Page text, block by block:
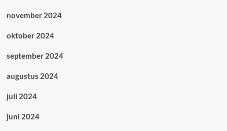
november 2024
oktober 2024
september 2024
augustus 2024
juli 2024
juni 2024